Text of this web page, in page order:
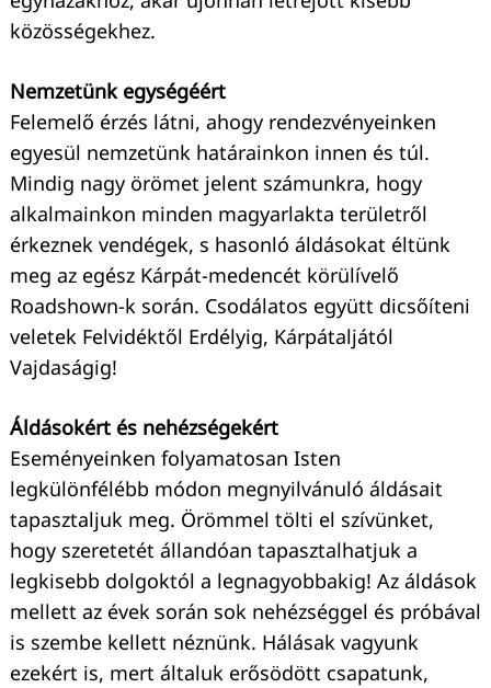
közösségekhez.
Nemzetünk egységéért
Felemelő érzés látni, ahogy rendezvényeinken
egyesül nemzetünk határainkon innen és túl.
Mindig nagy örömet jelent számunkra, hogy
alkalmainkon minden magyarlakta területről
érkeznek vendégek, s hasonló áldásokat éltünk
meg az egész Kárpát-medencét körülívelő
Roadshown-k során. Csodálatos együtt dicsőíteni
veletek Felvidéktől Erdélyig, Kárpátaljától
Vajdaságig!
Áldásokért és nehézségekért
Eseményeinken folyamatosan Isten
legkülönfélébb módon megnyilvánuló áldásait
tapasztaljuk meg. Örömmel tölti el szívünket,
hogy szeretetét állandóan tapasztalhatjuk a
legkisebb dolgoktól a legnagyobbakig! Az áldások
mellett az évek során sok nehézséggel és próbával
is szembe kellett néznünk. Hálásak vagyunk
ezekért is, mert általuk erősödött csapatunk,